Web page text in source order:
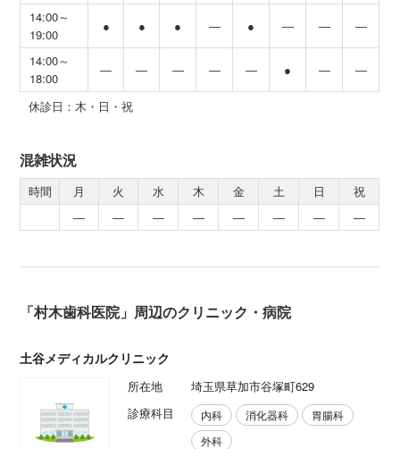
14:00～
19:00
● ● ● ― ● ― ― ―
14:00～
18:00
― ― ― ― ― ● ― ―
休診日：木・日・祝
混雑状況
時間 月 火 水 木 金 土 日
祝
―
― ― ― ― ― ― ―
「村木歯科医院」周辺のクリニック・病院
土谷メディカルクリニック
所在地
埼玉県草加市谷塚町629
診療科目
内科 消化器科
胃腸科
外科